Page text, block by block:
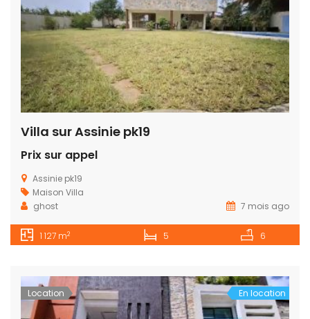
Villa sur Assinie pk19
Prix sur appel
Assinie pk19
Maison Villa
ghost
7 mois ago
1 127 m2 5 6
Location En location